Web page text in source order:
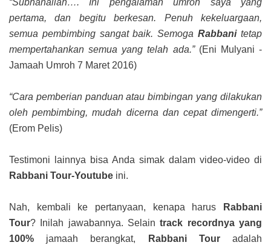
pertama, dan begitu berkesan. Penuh kekeluargaan,
semua pembimbing sangat baik. SemogaRabbanitetap
mempertahankan semua yang telah ada.”(Eni Mulyani -
Jamaah Umroh 7 Maret 2016)
“Cara pemberian panduan atau bimbingan yang dilakukan
oleh pembimbing, mudah dicerna dan cepat dimengerti.”
(Erom Pelis)
Testimoni lainnya bisa Anda simak dalam video-video di
Rabbani Tour-Youtube ini.
Nah, kembali ke pertanyaan, kenapa harus
Rabbani
Tour? Inilah jawabannya. Selaintrack recordnya yang
100% jamaah berangkat, Rabbani Touradalah